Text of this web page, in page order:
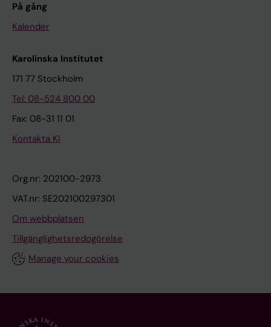
På gång
Kalender
Karolinska Institutet
171 77 Stockholm
Tel: 08-524 800 00
Fax: 08-31 11 01
Kontakta KI
Org.nr: 202100-2973
VAT.nr: SE202100297301
Om webbplatsen
Tillgänglighetsredogörelse
Manage your cookies